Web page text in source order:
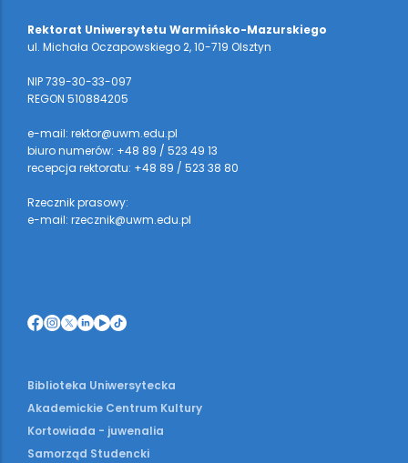
Rektorat Uniwersytetu Warmińsko-Mazurskiego
ul. Michała Oczapowskiego 2, 10-719 Olsztyn
NIP 739-30-33-097
REGON 510884205
e-mail: rektor@uwm.edu.pl
biuro numerów: +48 89 / 523 49 13
recepcja rektoratu: +48 89 / 523 38 80
Rzecznik prasowy:
e-mail: rzecznik@uwm.edu.pl
Biblioteka Uniwersytecka
Akademickie Centrum Kultury
Kortowiada - juwenalia
Samorząd Studencki